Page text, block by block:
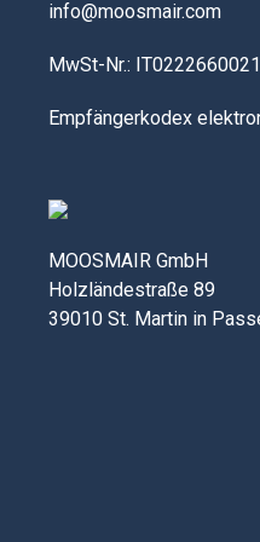
info@moosmair.com
MwSt-Nr.:
Empfängerkodex
MOOSMAIR GmbH
Holzländestraße 89
39010 St. Martin in